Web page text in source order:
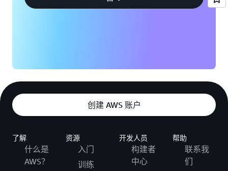
创建 AWS 账户
了解
什么是
AWS？
资源
入门
训练
开发人员
构建者
中心
帮助
联系我
们